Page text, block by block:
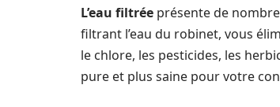
L’eau filtrée présente de
filtrant l’eau du robinet, vous
le chlore, les pesticides, les
pure et plus saine pour votre